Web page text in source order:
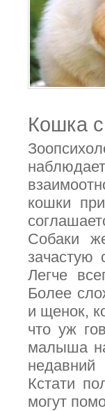
Кошка
кошки
Собаки
зачастую
Легче
Более
и щенок,
что уж
малыша
Кстати
могут